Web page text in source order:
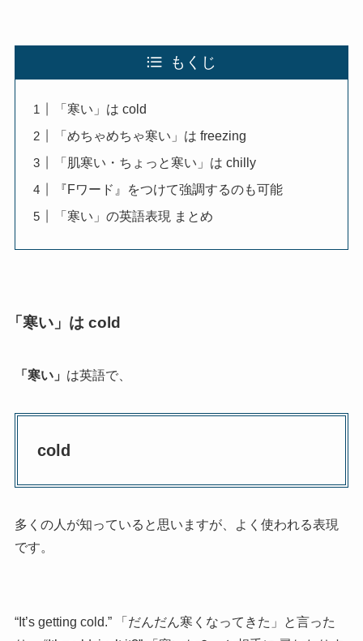
もくじ
「寒い」は cold
「めちゃめちゃ寒い」は freezing
「肌寒い・ちょっと寒い」は chilly
『Fワード』をつけて強調するのも可能
「寒い」の英語表現 まとめ
「寒い」は cold
「寒い」 は英語で、
cold
多くの人が知っていると思いますが、よく使われる表現
です。
“It’s getting cold.” 「だんだん寒くなってきた」と言った